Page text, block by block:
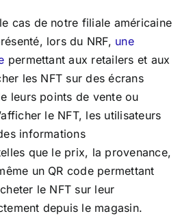
cas de notre filiale américaine
lors du NRF, une
permettant aux retailers et aux
les NFT sur des écrans
leurs points de vente ou
le NFT, les utilisateurs
informations
que le prix, la provenance,
un QR code permettant
le NFT sur leur
depuis le magasin.